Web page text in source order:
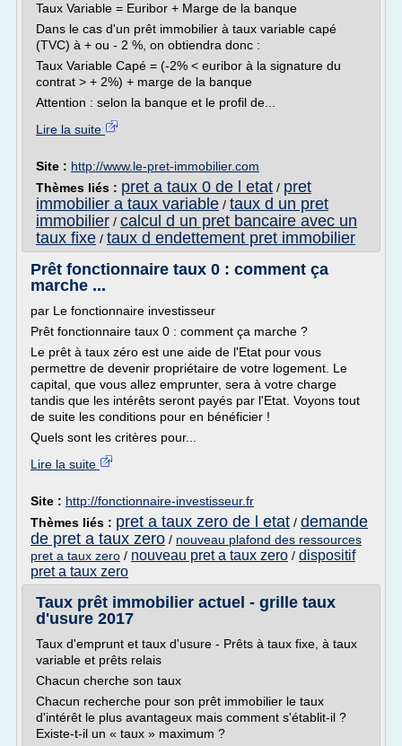
Taux Variable = Euribor + Marge de la banque
Dans le cas d'un prêt immobilier à taux variable capé
(TVC) à + ou - 2 %, on obtiendra donc :
Taux Variable Capé = (-2% < euribor à la signature du
contrat > + 2%) + marge de la banque
Attention : selon la banque et le profil de...
Lire la suite
Site : http://www.le-pret-immobilier.com
Thèmes liés : pret a taux 0 de l etat / pret
immobilier a taux variable / taux d un pret
immobilier / calcul d un pret bancaire avec un
taux fixe / taux d endettement pret immobilier
Prêt fonctionnaire taux 0 : comment ça
marche ...
par Le fonctionnaire investisseur
Prêt fonctionnaire taux 0 : comment ça marche ?
Le prêt à taux zéro est une aide de l'Etat pour vous
permettre de devenir propriétaire de votre logement. Le
capital, que vous allez emprunter, sera à votre charge
tandis que les intérêts seront payés par l'Etat. Voyons tout
de suite les conditions pour en bénéficier !
Quels sont les critères pour...
Lire la suite
Site : http://fonctionnaire-investisseur.fr
Thèmes liés : pret a taux zero de l etat / demande
de pret a taux zero / nouveau plafond des ressources
pret a taux zero / nouveau pret a taux zero / dispositif
pret a taux zero
Taux prêt immobilier actuel - grille taux
d'usure 2017
Taux d'emprunt et taux d'usure - Prêts à taux fixe, à taux
variable et prêts relais
Chacun cherche son taux
Chacun recherche pour son prêt immobilier le taux
d'intérêt le plus avantageux mais comment s'établit-il ?
Existe-t-il un « taux » maximum ?